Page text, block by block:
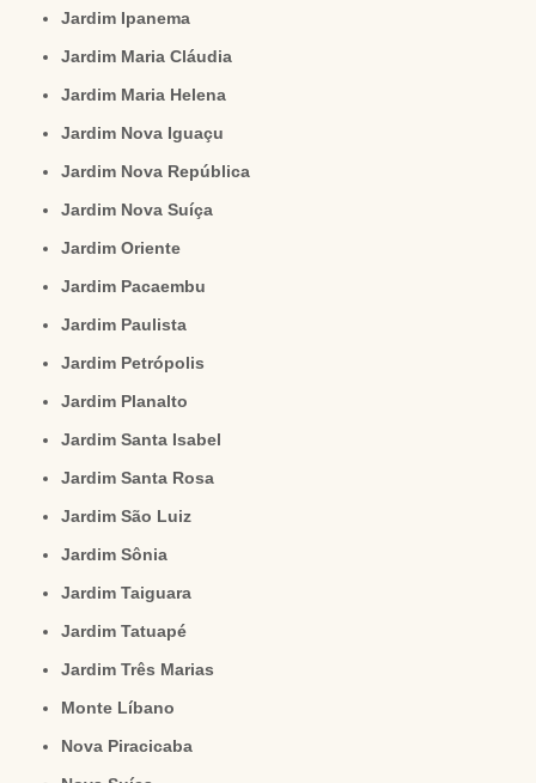
Jardim Ipanema
Jardim Maria Cláudia
Jardim Maria Helena
Jardim Nova Iguaçu
Jardim Nova República
Jardim Nova Suíça
Jardim Oriente
Jardim Pacaembu
Jardim Paulista
Jardim Petrópolis
Jardim Planalto
Jardim Santa Isabel
Jardim Santa Rosa
Jardim São Luiz
Jardim Sônia
Jardim Taiguara
Jardim Tatuapé
Jardim Três Marias
Monte Líbano
Nova Piracicaba